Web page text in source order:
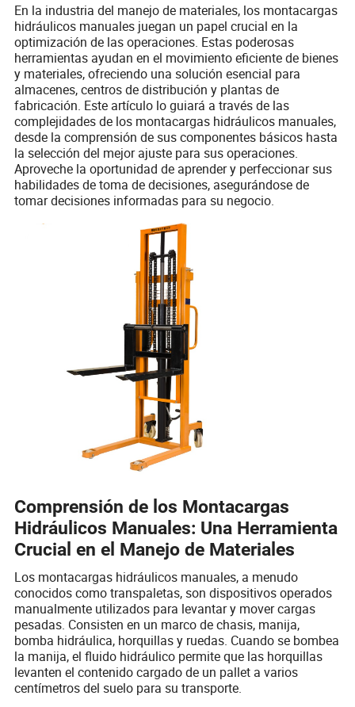
En la industria del manejo de materiales, los montacargas
hidráulicos manuales juegan un papel crucial en la
optimización de las operaciones. Estas poderosas
herramientas ayudan en el movimiento eficiente de bienes
y materiales, ofreciendo una solución esencial para
almacenes, centros de distribución y plantas de
fabricación. Este artículo lo guiará a través de las
complejidades de los montacargas hidráulicos manuales,
desde la comprensión de sus componentes básicos hasta
la selección del mejor ajuste para sus operaciones.
Aproveche la oportunidad de aprender y perfeccionar sus
habilidades de toma de decisiones, asegurándose de
tomar decisiones informadas para su negocio.
Comprensión de los Montacargas
Hidráulicos Manuales: Una Herramienta
Crucial en el Manejo de Materiales
Los montacargas hidráulicos manuales, a menudo
conocidos como transpaletas, son dispositivos operados
manualmente utilizados para levantar y mover cargas
pesadas. Consisten en un marco de chasis, manija,
bomba hidráulica, horquillas y ruedas. Cuando se bombea
la manija, el fluido hidráulico permite que las horquillas
levanten el contenido cargado de un pallet a varios
centímetros del suelo para su transporte.